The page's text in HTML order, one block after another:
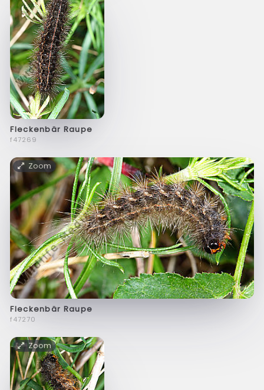
Fleckenbär Raupe
f47269
Zoom
Fleckenbär Raupe
f47270
Zoom